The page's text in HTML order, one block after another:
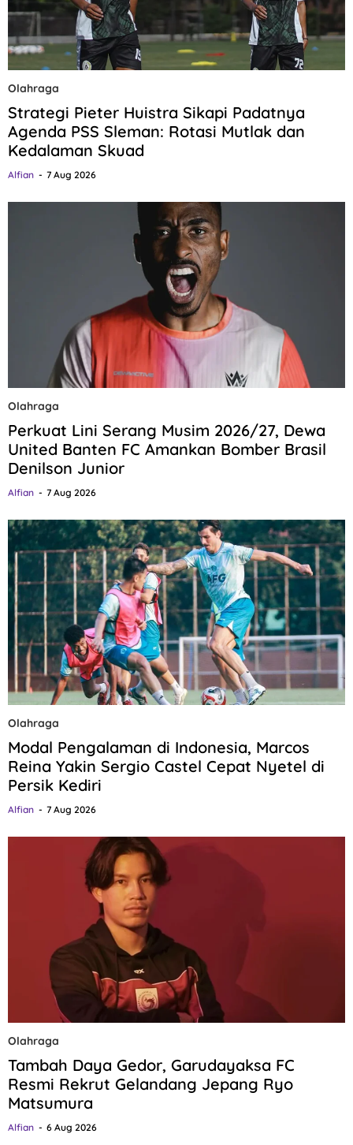
Olahraga
Strategi Pieter Huistra Sikapi Padatnya
Agenda PSS Sleman: Rotasi Mutlak dan
Kedalaman Skuad
Alfian 7 Aug 2026
Olahraga
Perkuat Lini Serang Musim 2026/27, Dewa
United Banten FC Amankan Bomber Brasil
Denilson Junior
Alfian 7 Aug 2026
Olahraga
Modal Pengalaman di Indonesia, Marcos
Reina Yakin Sergio Castel Cepat Nyetel di
Persik Kediri
Alfian 7 Aug 2026
Olahraga
Tambah Daya Gedor, Garudayaksa FC
Resmi Rekrut Gelandang Jepang Ryo
Matsumura
Alfian 6 Aug 2026